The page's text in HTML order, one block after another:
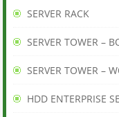
SERVER RACK
SERVER TOWER –
SERVER TOWER –
HDD ENTERPRISE